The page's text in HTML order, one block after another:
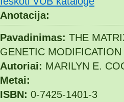
Anotacija:
Pavadinimas: THE
GENETIC MODIFICATION
Autoriai: MARILYN E.
Metai:
ISBN: 0-7425-1401-3